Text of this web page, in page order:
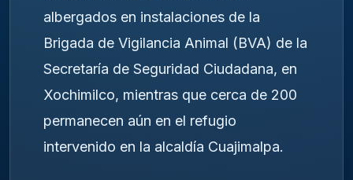
albergados en instalaciones de la
Brigada de Vigilancia Animal (BVA) de la
Secretaría de Seguridad Ciudadana, en
Xochimilco, mientras que cerca de 200
permanecen aún en el refugio
intervenido en la alcaldía Cuajimalpa.